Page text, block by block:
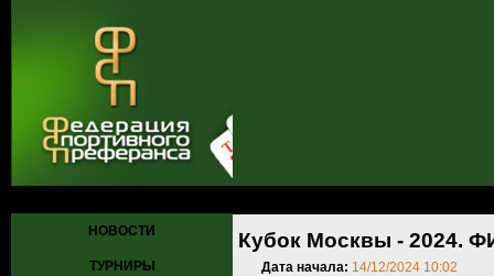
НОВОСТИ
ТУРНИРЫ
Кубок Москвы - 2024.
Дата начала: 14/12/2024 10:02